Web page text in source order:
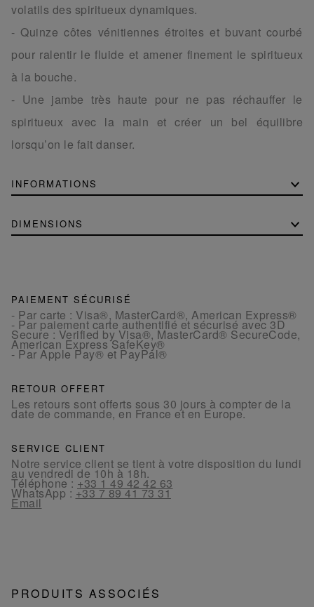
volatils des spiritueux dynamiques.
- Quinze côtes vénitiennes étroites et buvant courbé
pour ralentir le fluide et amener finement le spiritueux
à la bouche.
- Une jambe très haute pour ne pas réchauffer le
spiritueux avec la main et créer un bel équilibre
lorsqu’on le fait danser.
INFORMATIONS
DIMENSIONS
PAIEMENT SÉCURISÉ
- Par carte : Visa®, MasterCard®, American Express®
- Par paiement carte authentifié et sécurisé avec 3D
Secure : Verified by Visa®, MasterCard® SecureCode,
American Express SafeKey®
- Par Apple Pay® et PayPal®
RETOUR OFFERT
Les retours sont offerts sous 30 jours à compter de la
date de commande, en France et en Europe.
SERVICE CLIENT
Notre service client se tient à votre disposition du lundi
au vendredi de 10h à 18h.
Téléphone : +33 1 49 42 42 63
WhatsApp : +33 7 89 41 73 31
Email
PRODUITS ASSOCIÉS